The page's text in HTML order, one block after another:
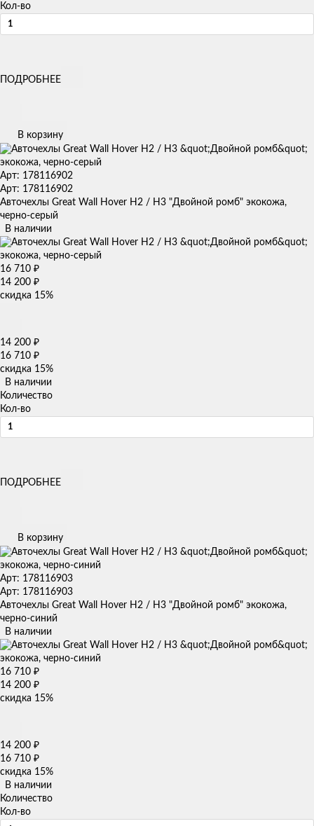
Кол-во
ПОДРОБНЕЕ
В корзину
Арт: 178116902
Арт: 178116902
Авточехлы Great Wall Hover H2 / H3 "Двойной ромб" экокожа,
черно-серый
В наличии
16 710 ₽
14 200 ₽
скидка 15%
14 200 ₽
16 710 ₽
скидка 15%
В наличии
Количество
Кол-во
ПОДРОБНЕЕ
В корзину
Арт: 178116903
Арт: 178116903
Авточехлы Great Wall Hover H2 / H3 "Двойной ромб" экокожа,
черно-синий
В наличии
16 710 ₽
14 200 ₽
скидка 15%
14 200 ₽
16 710 ₽
скидка 15%
В наличии
Количество
Кол-во